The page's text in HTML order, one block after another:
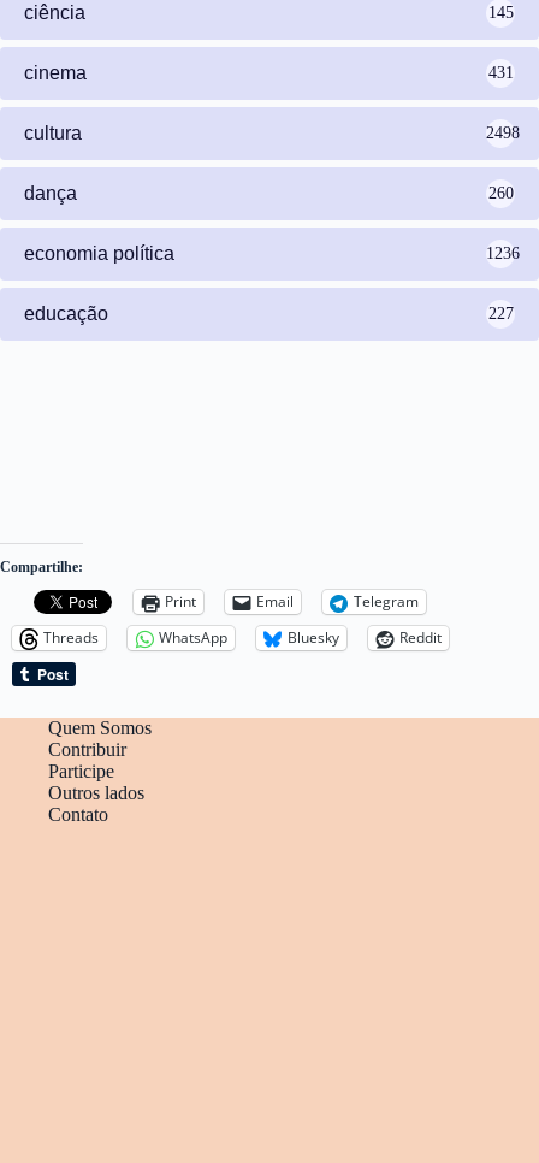
ciência 145
cinema 431
cultura 2498
dança 260
economia política 1236
educação 227
Compartilhe:
Print Email
Telegram
Threads
WhatsApp Bluesky Reddit
Quem Somos
Contribuir
Participe
Outros lados
Contato